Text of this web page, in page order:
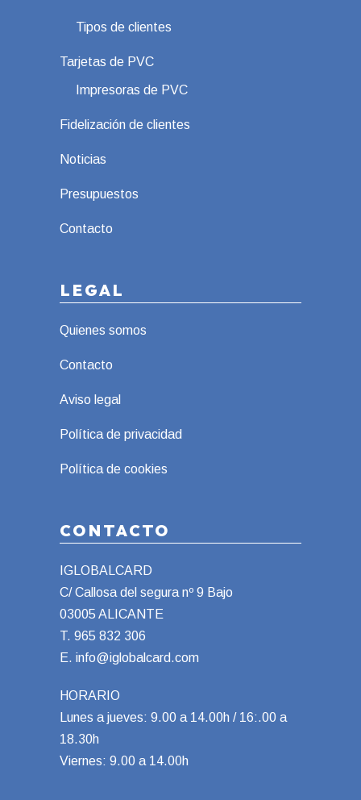
Tipos de clientes
Tarjetas de PVC
Impresoras de PVC
Fidelización de clientes
Noticias
Presupuestos
Contacto
LEGAL
Quienes somos
Contacto
Aviso legal
Política de privacidad
Política de cookies
CONTACTO
IGLOBALCARD
C/ Callosa del segura nº 9 Bajo
03005 ALICANTE
T. 965 832 306
E. info@iglobalcard.com
HORARIO
Lunes a jueves: 9.00 a 14.00h / 16:.00 a
18.30h
Viernes: 9.00 a 14.00h